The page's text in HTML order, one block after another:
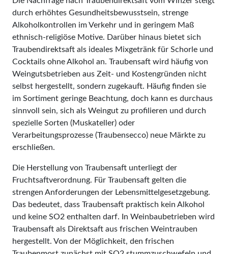
durch erhöhtes Gesundheitsbewusstsein, strenge
Alkoholkontrollen im Verkehr und in geringem Maß
ethnisch-religiöse Motive. Darüber hinaus bietet sich
Traubendirektsaft als ideales Mixgetränk für Schorle und
Cocktails ohne Alkohol an. Traubensaft wird häufig von
Weingutsbetrieben aus Zeit- und Kostengründen nicht
selbst hergestellt, sondern zugekauft. Häufig finden sie
im Sortiment geringe Beachtung, doch kann es durchaus
sinnvoll sein, sich als Weingut zu profi­lieren und durch
spezielle Sorten (Muska­teller) oder
Verarbeitungsprozesse (Traubensecco) neue Märkte zu
erschließen.
Die Herstellung von Traubensaft unterliegt der
Fruchtsaftverordnung. Für Traubensaft gelten die
strengen Anforderungen der Lebensmittelgesetzgebung.
Das bedeutet, dass Traubensaft praktisch kein Alkohol
und keine SO2 enthalten darf. In Weinbaubetrieben wird
Traubensaft als Direktsaft aus frischen Weintrauben
hergestellt. Von der Möglichkeit, den frischen